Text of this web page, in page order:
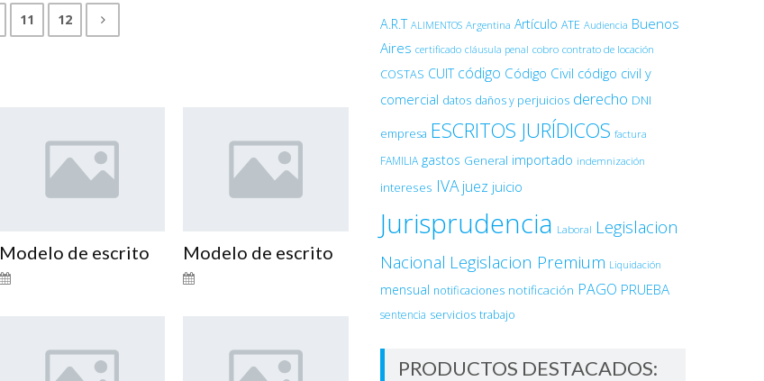
11 12
Modelo de escrito Modelo de escrito
A.R.T ALIMENTOS Argentina Artículo ATE Audiencia Buenos
Aires certificado cláusula penal cobro contrato de locación
COSTAS CUIT código Código Civil código civil y
comercial datos daños y perjuicios derecho DNI
empresa ESCRITOS JURÍDICOS factura
FAMILIA gastos General importado indemnización
intereses IVA juez juicio
Jurisprudencia Laboral Legislacion
Nacional Legislacion Premium Liquidación
mensual notificaciones notificación PAGO PRUEBA
sentencia servicios trabajo
PRODUCTOS DESTACADOS: